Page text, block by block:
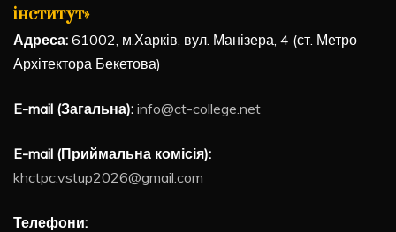
інститут»
Адреса: 61002, м.Харків, вул. Манізера, 4 (ст. Метро
Архітектора Бекетова)
E-mail (Загальна): info@ct-college.net
E-mail (Приймальна комісія):
khctpc.vstup2026@gmail.com
Телефони: